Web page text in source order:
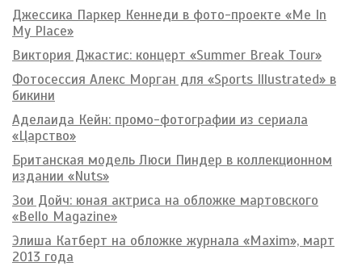
Джессика Паркер Кеннеди в фото-проекте «Me In
My Place»
Виктория Джастис: концерт «Summer Break Tour»
Фотосессия Алекс Морган для «Sports Illustrated» в
бикини
Аделаида Кейн: промо-фотографии из сериала
«Царство»
Британская модель Люси Пиндер в коллекционном
издании «Nuts»
Зои Дойч: юная актриса на обложке мартовского
«Bello Magazine»
Элиша Катберт на обложке журнала «Maxim», март
2013 года